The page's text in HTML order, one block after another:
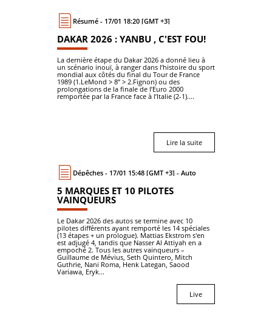
Résumé - 17/01 18:20 [GMT +3]
DAKAR 2026 : YANBU , C'EST FOU!
La dernière étape du Dakar 2026 a donné lieu à
un scénario inouï, à ranger dans l’histoire du sport
mondial aux côtés du final du Tour de France
1989 (1.LeMond > 8’’ > 2.Fignon) ou des
prolongations de la finale de l’Euro 2000
remportée par la France face à l’Italie (2-1)....
Lire la suite
Dépêches - 17/01 15:48 [GMT +3] - Auto
5 MARQUES ET 10 PILOTES
VAINQUEURS
Le Dakar 2026 des autos se termine avec 10
pilotes différents ayant remporté les 14 spéciales
(13 étapes + un prologue). Mattias Ekstrom s'en
est adjugé 4, tandis que Nasser Al Attiyah en a
empoché 2. Tous les autres vainqueurs –
Guillaume de Mévius, Seth Quintero, Mitch
Guthrie, Nani Roma, Henk Lategan, Saood
Variawa, Eryk...
Live